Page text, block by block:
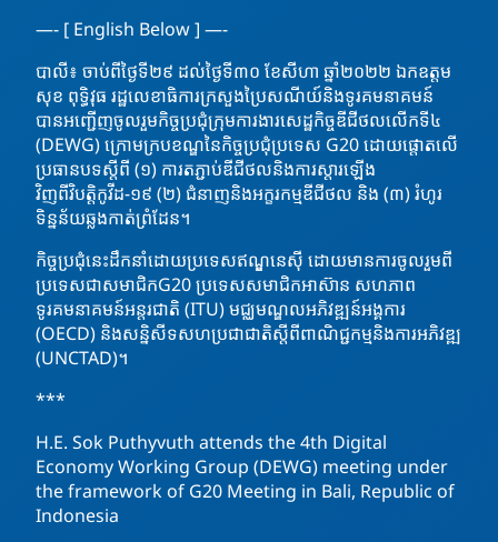
—- [ English Below ] —-
បាលី៖ ចាប់ពីថ្ងៃទី២៩ ដល់ថ្ងៃទី៣០ ខែសីហា ឆ្នាំ២០២២ ឯកឧត្តម
សុខ ពុទ្ធិវុធ រដ្ឋលេខាធិការក្រសួងប្រៃសណីយ៍និងទូរគមនាគមន៍
បានអញ្ជើញចូលរួមកិច្ចប្រជុំក្រុមការងារសេដ្ឋកិច្ចឌីជីថលលើកទី៤
(DEWG) ក្រោមក្របខណ្ឌនៃកិច្ចប្រជុំប្រទេស G20 ដោយផ្តោតលើ
ប្រធានបទស្តីពី (១) ការតភ្ជាប់ឌីជីថលនិងការស្តារឡើង
វិញពីវិបត្តិកូវីដ-១៩ (២)ជំនាញនិងអក្ខរកម្មឌីជីថល និង (៣) រំហូរ
ទិន្នន័យឆ្លងកាត់ព្រំដែន។
កិច្ចប្រជុំនេះដឹកនាំដោយប្រទេសឥណ្ឌូនេស៊ី ដោយមានការចូលរួមពី
ប្រទេសជាសមាជិកG20 ប្រទេសសមាជិកអាស៊ាន សហភាព
ទូរគមនាគមន៍អន្តរជាតិ (ITU) មជ្ឈមណ្ឌលអភិវឌ្ឍន៍អង្គការ
(OECD) និងសន្និសីទសហប្រជាជាតិស្តីពីពាណិជ្ជកម្មនិងការអភិវឌ្ឍ
(UNCTAD)។
***
H.E. Sok Puthyvuth attends the 4th Digital
Economy Working Group (DEWG) meeting under
the framework of G20 Meeting in Bali, Republic of
Indonesia